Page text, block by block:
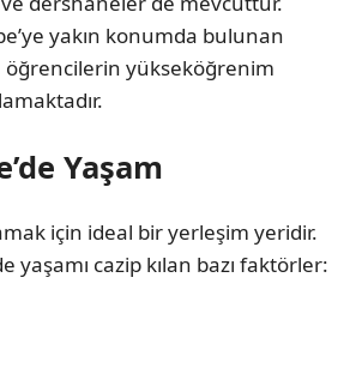
yakın konumda bulunan
yükseköğrenim
Yaşam
için ideal bir yerleşim yeridir.
yaşamı cazip kılan bazı faktörler: